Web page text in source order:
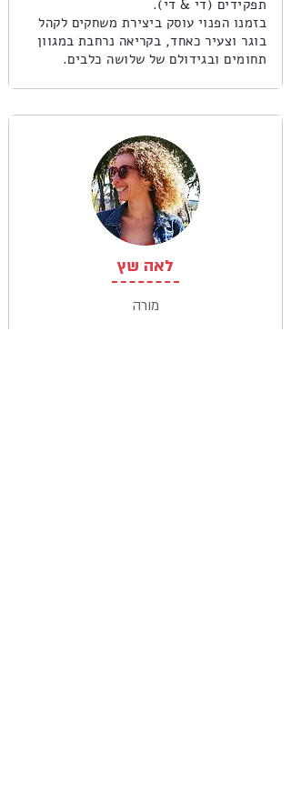
תפקידים (די & די).
בזמנו הפנוי עוסק ביצירת משחקים לקהל
בוגר וצעיר כאחד, בקריאה נרחבת במגוון
תחומים ובגידולם של שלושה כלבים.
לאה שץ
מורה